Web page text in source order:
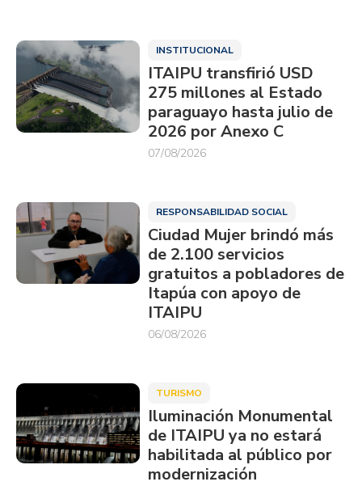
INSTITUCIONAL
ITAIPU transfirió USD
275 millones al Estado
paraguayo hasta julio de
2026 por Anexo C
07/08/2026
RESPONSABILIDAD SOCIAL
Ciudad Mujer brindó más
de 2.100 servicios
gratuitos a pobladores de
Itapúa con apoyo de
ITAIPU
06/08/2026
TURISMO
Iluminación Monumental
de ITAIPU ya no estará
habilitada al público por
modernización